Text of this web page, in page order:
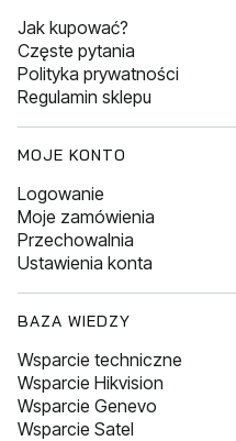
Jak kupować?
Częste pytania
Polityka prywatności
Regulamin sklepu
MOJE KONTO
Logowanie
Moje zamówienia
Przechowalnia
Ustawienia konta
BAZA WIEDZY
Wsparcie techniczne
Wsparcie Hikvision
Wsparcie Genevo
Wsparcie Satel